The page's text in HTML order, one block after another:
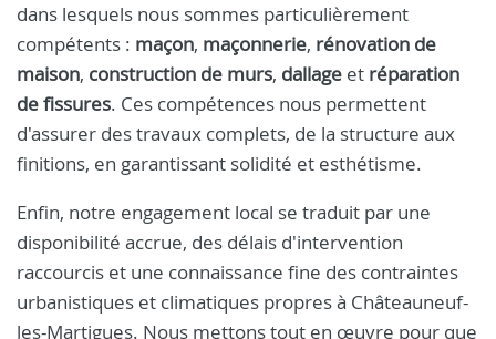
dans lesquels nous sommes particulièrement
compétents : maçon, maçonnerie, rénovation de
maison, construction de murs, dallage et réparation
de fissures. Ces compétences nous permettent
d'assurer des travaux complets, de la structure aux
finitions, en garantissant solidité et esthétisme.
Enfin, notre engagement local se traduit par une
disponibilité accrue, des délais d'intervention
raccourcis et une connaissance fine des contraintes
urbanistiques et climatiques propres à Châteauneuf-
les-Martigues. Nous mettons tout en œuvre pour que